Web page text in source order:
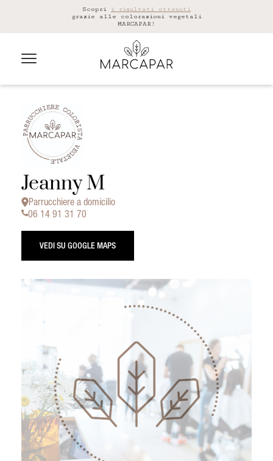
Scopri i risultati ottenuti
grazie alle colorazioni vegetali
MARCAPAR!
Jeanny M
Parrucchiere a domicilio
06 14 91 31 70
VEDI SU GOOGLE MAPS